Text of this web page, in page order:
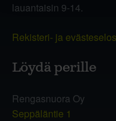
lauantaisin 9-14.
Rekisteri- ja
Löydä perille
Rengasnuora Oy
Seppäläntie 1